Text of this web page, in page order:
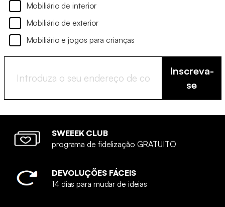
Mobiliário de interior
Mobiliário de exterior
Mobiliário e jogos para crianças
Inscreva-
se
SWEEEK CLUB
programa de fidelização GRATUITO
DEVOLUÇÕES FÁCEIS
14 dias para mudar de ideias